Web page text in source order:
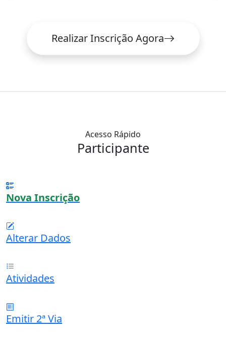
Realizar Inscrição Agora
Acesso Rápido
Participante
Nova Inscrição
Alterar Dados
Atividades
Emitir 2ª Via